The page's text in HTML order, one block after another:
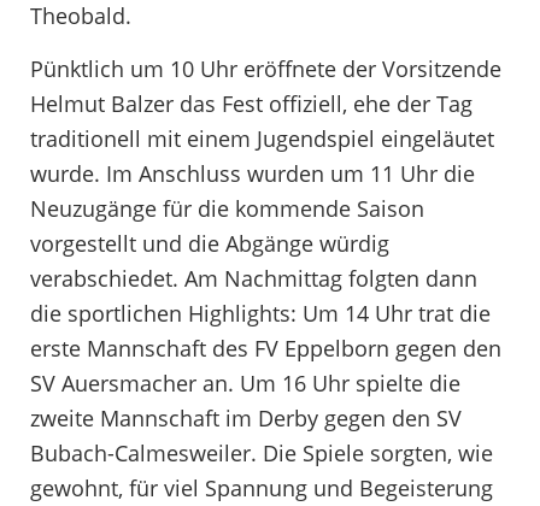
Theobald.
Pünktlich um 10 Uhr eröffnete der Vorsitzende
Helmut Balzer das Fest offiziell, ehe der Tag
traditionell mit einem Jugendspiel eingeläutet
wurde. Im Anschluss wurden um 11 Uhr die
Neuzugänge für die kommende Saison
vorgestellt und die Abgänge würdig
verabschiedet. Am Nachmittag folgten dann
die sportlichen Highlights: Um 14 Uhr trat die
erste Mannschaft des FV Eppelborn gegen den
SV Auersmacher an. Um 16 Uhr spielte die
zweite Mannschaft im Derby gegen den SV
Bubach-Calmesweiler. Die Spiele sorgten, wie
gewohnt, für viel Spannung und Begeisterung